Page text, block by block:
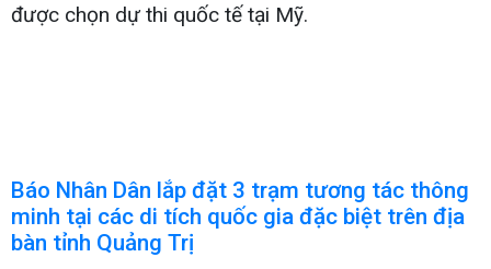
được chọn dự thi quốc tế tại Mỹ.
Báo Nhân Dân lắp đặt 3 trạm tương tác thông
minh tại các di tích quốc gia đặc biệt trên địa
bàn tỉnh Quảng Trị